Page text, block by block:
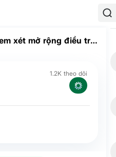
xét mở rộng điều tra
1.2K theo dõi